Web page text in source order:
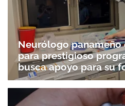
Gracias por
Neurólogo panameño
para prestigioso
busca apoyo para su